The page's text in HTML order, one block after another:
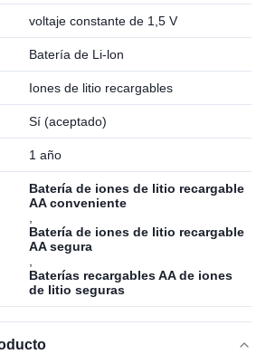
voltaje constante de 1,5 V
Batería de Li-lon
Iones de litio recargables
Sí (aceptado)
1 año
Batería de iones de litio recargable
AA conveniente
Batería de iones de litio recargable
AA segura
Baterías recargables AA de iones
de litio seguras